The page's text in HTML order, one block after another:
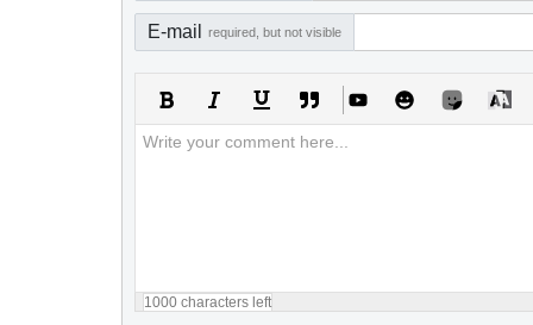
E-mail required, but not visible
1000 characters left